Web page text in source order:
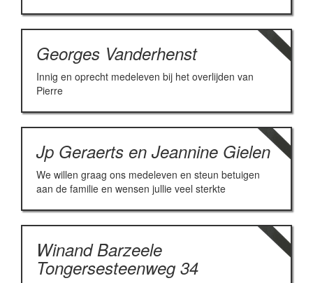
Georges Vanderhenst
Innig en oprecht medeleven bij het overlijden van
Pierre
Jp Geraerts en Jeannine Gielen
We willen graag ons medeleven en steun betuigen
aan de familie en wensen jullie veel sterkte
Winand Barzeele
Tongersesteenweg 34